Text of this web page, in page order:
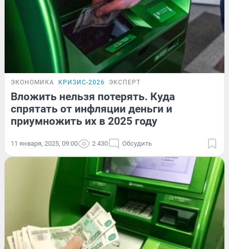
ЭКОНОМИКА КРИЗИС-2026 ЭКСПЕРТ
Вложить нельзя потерять. Куда
спрятать от инфляции деньги и
приумножить их в 2025 году
11 января, 2025, 09:00 2 430 Обсудить